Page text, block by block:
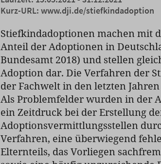
Kurz-URL: www.dji.de/stiefkindadoption
Stiefkindadoptionen machen mit
Anteil der Adoptionen in
Bundesamt 2018) und stellen
Adoption dar. Die Verfahren der
der Fachwelt in den letzten
Als Problemfelder wurden in der
ein Zeitdruck bei der Erstellung
Adoptionsvermittlungsstellen
Verfahren, eine überwiegend
Elternteils, das Vorliegen